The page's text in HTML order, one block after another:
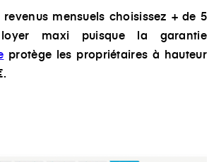
mensuels choisissez + de 5
maxi puisque la garantie
protège les propriétaires à hauteur